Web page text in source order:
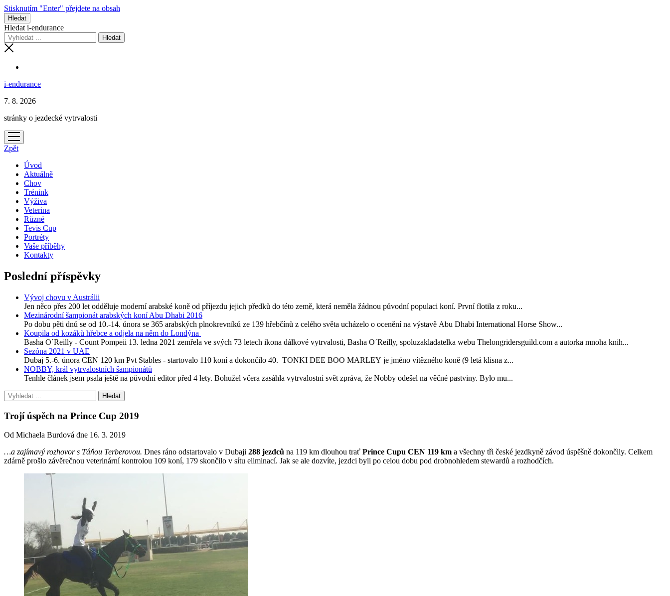
Stisknutím "Enter" přejdete na obsah
Hledat
Hledat i-endurance
i-endurance
7. 8. 2026
stránky o jezdecké vytrvalosti
otevřít
menu
Zpět
Úvod
Aktuálně
Chov
Trénink
Výživa
Veterina
Různé
Tevis Cup
Portréty
Vaše příběhy
Kontakty
Poslední příspěvky
Vývoj chovu v Austrálii
Jen něco přes 200 let odděluje moderní arabské koně od příjezdu jejich předků do této země, která neměla žádnou původní populaci koní. První flotila z roku...
Mezinárodní šampionát arabských koní Abu Dhabi 2016
Po dobu pěti dnů se od 10.-14. února se 365 arabských plnokrevníků ze 139 hřebčínů z celého světa ucházelo o ocenění na výstavě Abu Dhabi International Horse Show...
Koupila od kozáků hřebce a odjela na něm do Londýna
Basha O´Reilly - Count Pompeii 13. ledna 2021 zemřela ve svých 73 letech ikona dálkové vytrvalosti, Basha O´Reilly, spoluzakladatelka webu Thelongridersguild.com a autorka mnoha knih...
Sezóna 2021 v UAE
Dubaj 5.-6. února CEN 120 km Pvt Stables - startovalo 110 koní a dokončilo 40. TONKI DEE BOO MARLEY je jméno vítězného koně (9 letá klisna z...
NOBBY, král vytrvalostních šampionátů
Tenhle článek jsem psala ještě na původní editor před 4 lety. Bohužel včera zasáhla vytrvalostní svět zpráva, že Nobby odešel na věčné pastviny. Bylo mu...
Trojí úspěch na Prince Cup 2019
Od Michaela Burdová dne 16. 3. 2019
…a zajímavý rozhovor s Táňou Terberovou. Dnes ráno odstartovalo v Dubaji 288 jezdců na 119 km dlouhou trať Prince Cupu CEN 119 km a všechny tři české jezdkyně závod úspěšně dokončily. Celkem
zdárně prošlo závěrečnou veterinární kontrolou 109 koní, 179 skončilo v sítu eliminací. Jak se ale dozvíte, jezdci byli po celou dobu pod drobnohledem stewardů a rozhodčích.